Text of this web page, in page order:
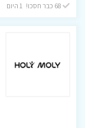
68 כבר חסכו! 1 היום